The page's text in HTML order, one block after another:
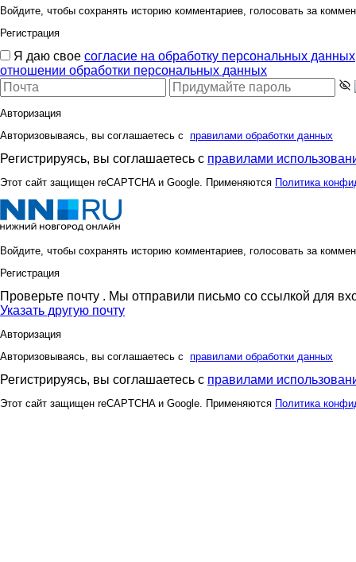
Войдите, чтобы сохранять историю комментариев, голосовать за
Регистрация
Я даю свое согласие на обработку персональных данных
отношении обработки персональных данных
Авторизация
Авторизовываясь, вы соглашаетесь с правилами обработки данных
Регистрируясь, вы соглашаетесь с правилами
Этот сайт защищен reCAPTCHA и Google. Применяются Политика
Войдите, чтобы сохранять историю комментариев, голосовать за
Регистрация
Проверьте почту . Мы отправили письмо со ссылкой для
Указать другую почту
Авторизация
Авторизовываясь, вы соглашаетесь с правилами обработки данных
Регистрируясь, вы соглашаетесь с правилами
Этот сайт защищен reCAPTCHA и Google. Применяются Политика